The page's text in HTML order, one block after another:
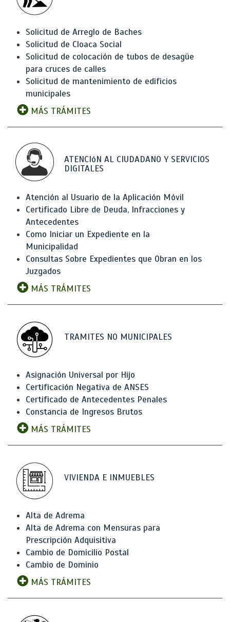
Solicitud de Arreglo de Baches
Solicitud de Cloaca Social
Solicitud de colocación de tubos de desagüe
para cruces de calles
Solicitud de mantenimiento de edificios
municipales
MÁS TRÁMITES
ATENCIóN AL CIUDADANO Y SERVICIOS
DIGITALES
Atención al Usuario de la Aplicación Móvil
Certificado Libre de Deuda, Infracciones y
Antecedentes
Como Iniciar un Expediente en la
Municipalidad
Consultas Sobre Expedientes que Obran en los
Juzgados
MÁS TRÁMITES
TRAMITES NO MUNICIPALES
Asignación Universal por Hijo
Certificación Negativa de ANSES
Certificado de Antecedentes Penales
Constancia de Ingresos Brutos
MÁS TRÁMITES
VIVIENDA E INMUEBLES
Alta de Adrema
Alta de Adrema con Mensuras para
Prescripción Adquisitiva
Cambio de Domicilio Postal
Cambio de Dominio
MÁS TRÁMITES